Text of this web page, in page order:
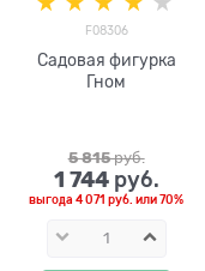
F08306
Садовая фигурка
Гном
5 815 руб.
1 744 руб.
выгода4 071 руб. или70%